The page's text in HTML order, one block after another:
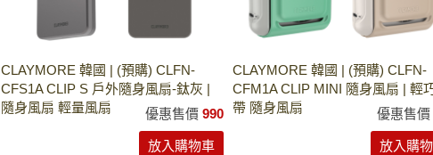
CLAYMORE 韓國 | (預購) CLFN-
CFS1A CLIP S 戶外隨身風扇-鈦灰 |
隨身風扇 輕量風扇
優惠售價 990
放入購物車
CLAYMORE 韓國 | (預購) CLFN-
CFM1A CLIP MINI 隨身風扇 | 輕
帶 隨身風扇
優惠售價
放入購